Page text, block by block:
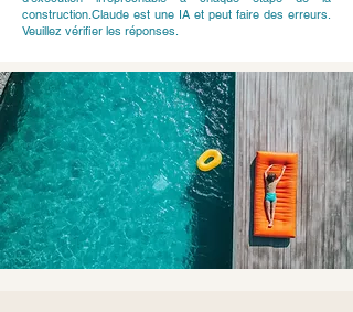
construction.Claude est une IA et peut faire des erreurs.
Veuillez vérifier les réponses.